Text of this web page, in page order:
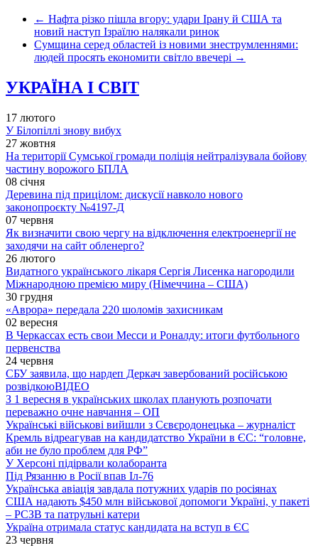
← Нафта різко пішла вгору: удари Ірану й США та
новий наступ Ізраїлю налякали ринок
Сумщина серед областей із новими знеструмленнями:
людей просять економити світло ввечері →
УКРАЇНА І СВІТ
17 лютого
У Білопіллі знову вибух
27 жовтня
На території Сумської громади поліція нейтралізувала бойову
частину ворожого БПЛА
08 січня
Деревина під прицілом: дискусії навколо нового
законопроєкту №4197-Д
07 червня
Як визначити свою чергу на відключення електроенергії не
заходячи на сайт обленерго?
26 лютого
Видатного українського лікаря Сергія Лисенка нагородили
Міжнародною премією миру (Німеччина – США)
30 грудня
«Аврора» передала 220 шоломів захисникам
02 вересня
В Черкассах есть свои Месси и Роналду: итоги футбольного
первенства
24 червня
СБУ заявила, що нардеп Деркач завербований російською
розвідкоюВІДЕО
З 1 вересня в українських школах планують розпочати
переважно очне навчання – ОП
Українські військові вийшли з Сєвєродонецька – журналіст
Кремль відреагував на кандидатство України в ЄС: “головне,
аби не було проблем для РФ”
У Херсоні підірвали колаборанта
Під Рязанню в Росії впав Іл-76
Українська авіація завдала потужних ударів по росіянах
США надають $450 млн військової допомоги Україні, у пакеті
– РСЗВ та патрульні катери
Україна отримала статус кандидата на вступ в ЄС
23 червня